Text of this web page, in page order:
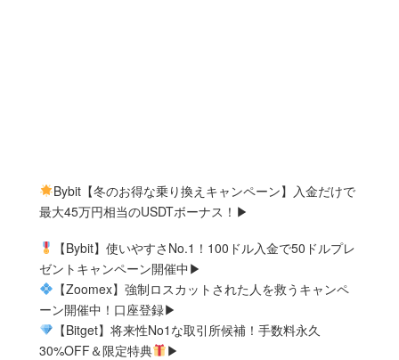
Bybit【冬のお得な乗り換えキャンペーン】入金だけで
最大45万円相当のUSDTボーナス！▶︎
【Bybit】使いやすさNo.1！100ドル入金で50ドルプレ
ゼントキャンペーン開催中▶︎
【Zoomex】強制ロスカットされた人を救うキャンペ
ーン開催中！口座登録▶︎
【Bitget】将来性No1な取引所候補！手数料永久
30%OFF＆限定特典
▶︎